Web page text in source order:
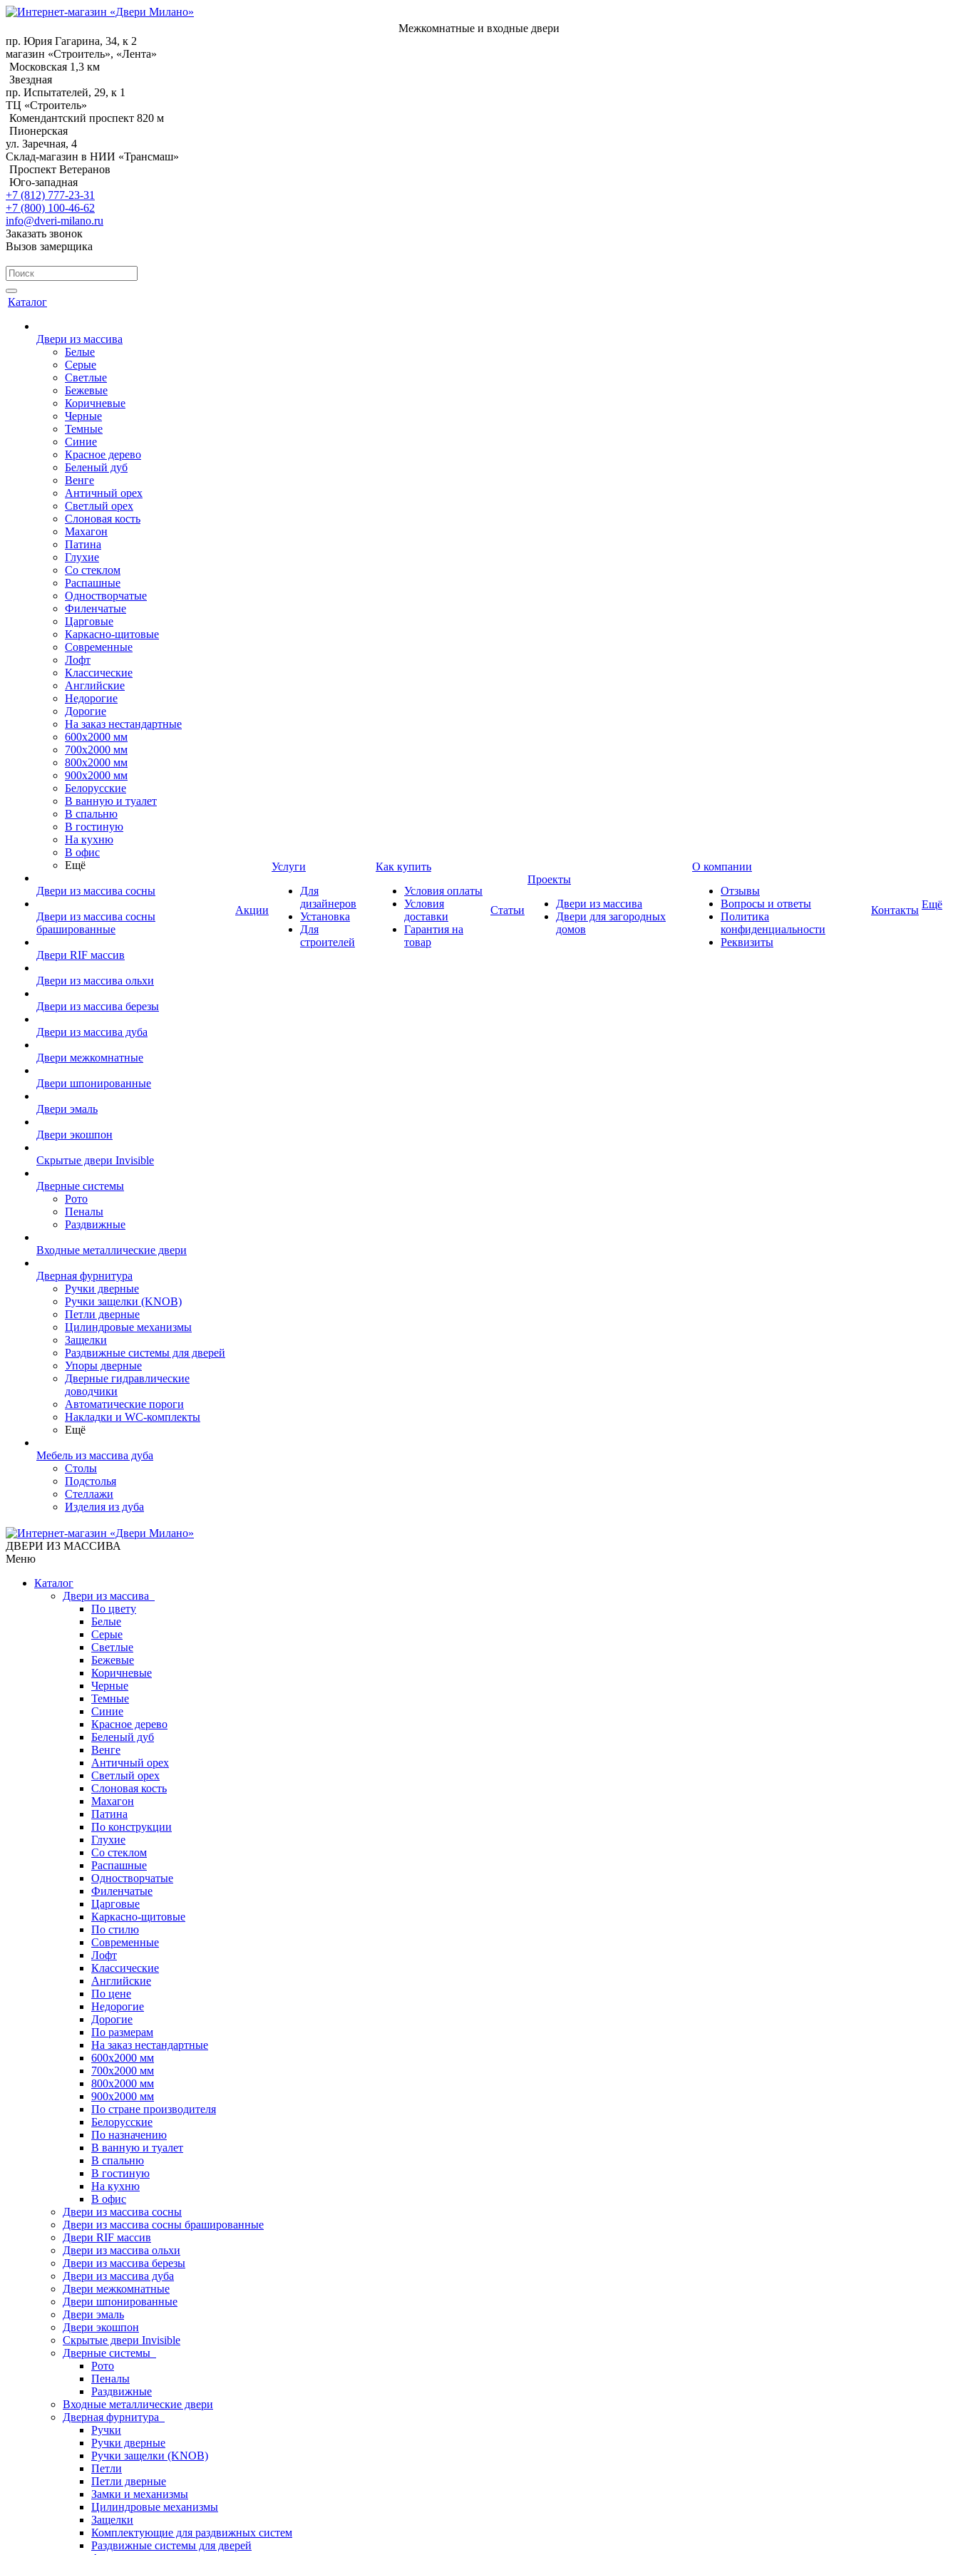
Межкомнатные и входные двери
пр. Юрия Гагарина, 34, к 2
магазин «Строитель», «Лента»
Московская 1,3 км
Звездная
пр. Испытателей, 29, к 1
ТЦ «Строитель»
Комендантский проспект 820 м
Пионерская
ул. Заречная, 4
Склад-магазин в НИИ «Трансмаш»
Проспект Ветеранов
Юго-западная
+7 (812) 777-23-31
+7 (800) 100-46-62
info@dveri-milano.ru
Заказать звонок
Вызов замерщика
Каталог
Двери из массива
Белые
Серые
Светлые
Бежевые
Коричневые
Черные
Темные
Синие
Красное дерево
Беленый дуб
Венге
Античный орех
Светлый орех
Слоновая кость
Махагон
Патина
Глухие
Со стеклом
Распашные
Одностворчатые
Филенчатые
Царговые
Каркасно-щитовые
Современные
Лофт
Классические
Английские
Недорогие
Дорогие
На заказ нестандартные
600х2000 мм
700х2000 мм
800х2000 мм
900х2000 мм
Белорусские
В ванную и туалет
В спальню
В гостиную
На кухню
В офис
Ещё
Двери из массива сосны
Двери из массива сосны
брашированные
Двери RIF массив
Двери из массива ольхи
Двери из массива березы
Двери из массива дуба
Двери межкомнатные
Двери шпонированные
Двери эмаль
Двери экошпон
Скрытые двери Invisible
Дверные системы
Рото
Пеналы
Раздвижные
Входные металлические двери
Дверная фурнитура
Ручки дверные
Ручки защелки (KNOB)
Петли дверные
Цилиндровые механизмы
Защелки
Раздвижные системы для дверей
Упоры дверные
Дверные гидравлические
доводчики
Автоматические пороги
Накладки и WC-комплекты
Ещё
Мебель из массива дуба
Столы
Подстолья
Стеллажи
Изделия из дуба
Акции
Услуги
Для
дизайнеров
Установка
Для
строителей
Как купить
Условия оплаты
Условия
доставки
Гарантия на
товар
Статьи
Проекты
Двери из массива
Двери для загородных
домов
О компании
Отзывы
Вопросы и ответы
Политика
конфиденциальности
Реквизиты
Контакты Ещё
ДВЕРИ ИЗ МАССИВА
Меню
Каталог
Двери из массива
По цвету
Белые
Серые
Светлые
Бежевые
Коричневые
Черные
Темные
Синие
Красное дерево
Беленый дуб
Венге
Античный орех
Светлый орех
Слоновая кость
Махагон
Патина
По конструкции
Глухие
Со стеклом
Распашные
Одностворчатые
Филенчатые
Царговые
Каркасно-щитовые
По стилю
Современные
Лофт
Классические
Английские
По цене
Недорогие
Дорогие
По размерам
На заказ нестандартные
600х2000 мм
700х2000 мм
800х2000 мм
900х2000 мм
По стране производителя
Белорусские
По назначению
В ванную и туалет
В спальню
В гостиную
На кухню
В офис
Двери из массива сосны
Двери из массива сосны брашированные
Двери RIF массив
Двери из массива ольхи
Двери из массива березы
Двери из массива дуба
Двери межкомнатные
Двери шпонированные
Двери эмаль
Двери экошпон
Скрытые двери Invisible
Дверные системы
Рото
Пеналы
Раздвижные
Входные металлические двери
Дверная фурнитура
Ручки
Ручки дверные
Ручки защелки (KNOB)
Петли
Петли дверные
Замки и механизмы
Цилиндровые механизмы
Защелки
Комплектующие для раздвижных систем
Раздвижные системы для дверей